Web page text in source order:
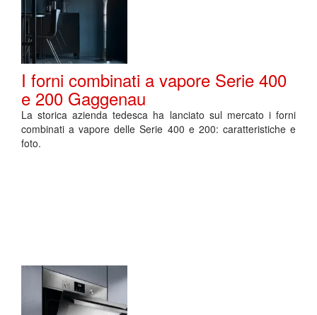
I forni combinati a vapore Serie 400
e 200 Gaggenau
La storica azienda tedesca ha lanciato sul mercato i forni
combinati a vapore delle Serie 400 e 200: caratteristiche e
foto.